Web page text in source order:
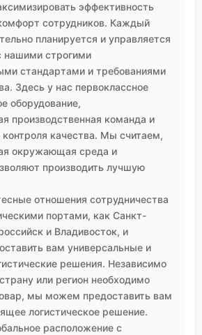
климате.
думаю о пиридине, я вижу не
азота. Я вижу целое
каждая из которых —
между теорией,
экономикой и
очень жесткими,
применения. И ключ ко
в детальном, почти
того, как ведет себя этот
ремесло, если хотите.
эффективность
сотрудников. Каждый
планируется и управляется
нашими строгими
стандартами и требованиями
Здесь у нас первоклассное
оборудование,
производственная команда и
контроля качества. Мы считаем,
окружающая среда и
производить лучшую
отношения сотрудничества
портами, как Санкт-
и Владивосток, и
вам универсальные и
решения. Независимо
или регион необходимо
мы можем предоставить вам
логистическое решение.
расположение с